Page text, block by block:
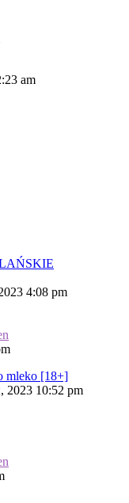
am
4:08 pm
mleko [18+]
2023 10:52 pm